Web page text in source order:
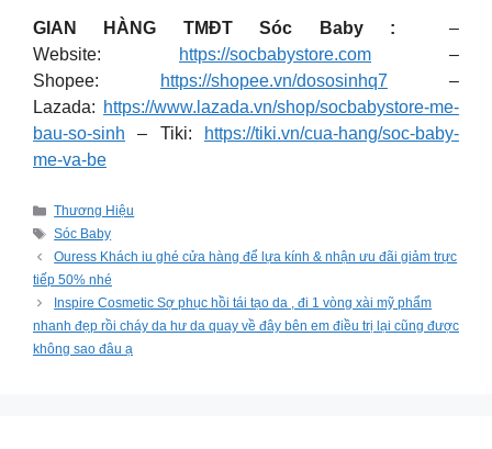
GIAN HÀNG TMĐT Sóc Baby :
–
Website:
https://socbabystore.com –
Shopee:
https://shopee.vn/dososinhq7 –
Lazada: https://www.lazada.vn/shop/socbabystore-me-
bau-so-sinh – Tiki:
https://tiki.vn/cua-hang/soc-baby-
me-va-be
Categories
Thương Hiệu
Tags
Sóc Baby
Ouress Khách iu ghé cửa hàng để lựa kính & nhận ưu đãi giảm trực
tiếp 50% nhé
Inspire Cosmetic Sợ phục hồi tái tạo da , đi 1 vòng xài mỹ phẩm
nhanh đẹp rồi cháy da hư da quay về đây bên em điều trị lại cũng được
không sao đâu ạ